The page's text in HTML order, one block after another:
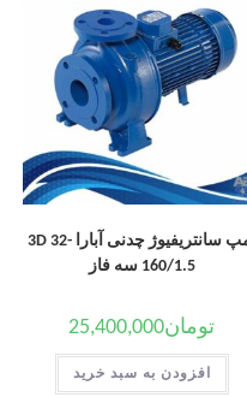
پمپ سانتریفیوژ چدنی آبارا 3D 32-
160/1.5 سه فاز
تومان25,400,000
افزودن به سبد خرید